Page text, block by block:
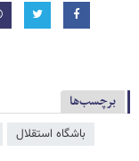
برچسب‌ها
باشگاه استقلال